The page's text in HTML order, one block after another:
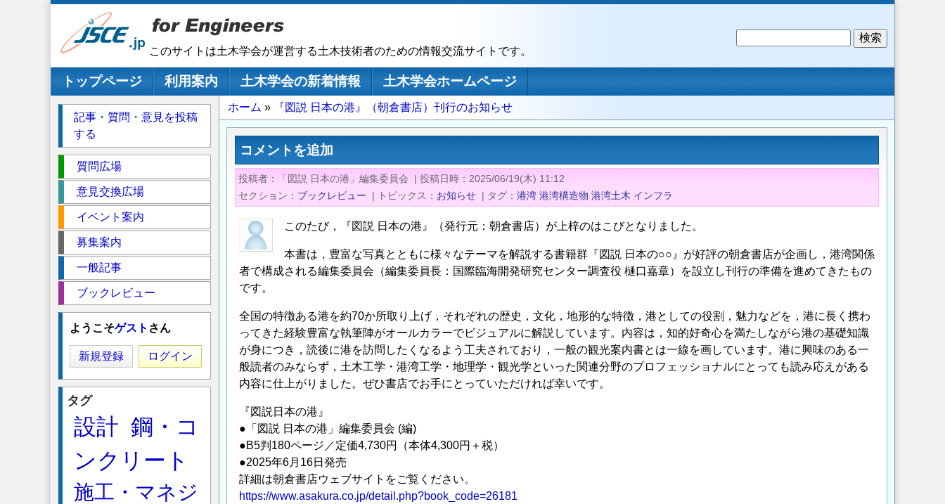
このサイトは土木学会が運営する土木技術者のための情報交流サイトです。
メインナビゲーション
トップページ 利用案内 土木学会の新着情報
土木学会ホームページ
パ
ン
ず
ホーム 『図説 日本の港』（朝倉書店）刊行のお知らせ
コメントを追加
投稿者 「図説 日本の港」編集委員会 | 投稿日時
2025/06/19(木) 11:12
セクション
ブックレビュー | トピックス お知らせ | タグ 港湾 港湾構造物 港湾土木 インフラ
このたび，『図説 日本の港』（発行元：朝倉書店）が上梓のはこびとなりました。
本書は，豊富な写真とともに様々なテーマを解説する書籍群『図説 日本の○○』が好評の朝倉書店が企画し，港湾関係
者で構成される編集委員会（編集委員長：国際臨海開発研究センター調査役 樋口嘉章）を設立し刊行の準備を進めてきたもの
です。
全国の特徴ある港を約70か所取り上げ，それぞれの歴史，文化，地形的な特徴，港としての役割，魅力などを，港に長く携わ
ってきた経験豊富な執筆陣がオールカラーでビジュアルに解説しています。内容は，知的好奇心を満たしながら港の基礎知識
が身につき，読後に港を訪問したくなるよう工夫されており，一般の観光案内書とは一線を画しています。港に興味のある一
般読者のみならず，土木工学・港湾工学・地理学・観光学といった関連分野のプロフェッショナルにとっても読み応えがある
内容に仕上がりました。ぜひ書店でお手にとっていただければ幸いです。
『図説日本の港』
●「図説 日本の港」編集委員会 (編)
●B5判180ページ／定価4,730円（本体4,300円＋税）
●2025年6月16日発売
詳細は朝倉書店ウェブサイトをご覧ください。
https://www.asakura.co.jp/detail.php?book_code=26181
記事・質問・意見を投稿
する
ク
シ
質問広場
意見交換広場
イベント案内
募集案内
一般記事
ブックレビュー
ようこそゲスト さん
新規登録 ログイン
タグ
設計 鋼・コ
ンクリート
施工・マネジ